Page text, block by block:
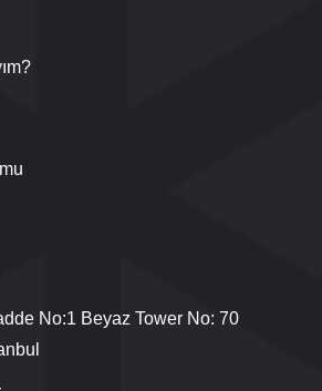
No:1 Beyaz Tower No: 70